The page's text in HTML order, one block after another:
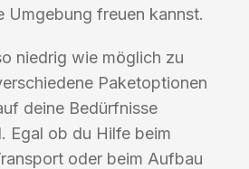
Umgebung freuen kannst.
niedrig wie möglich zu
Paketoptionen
deine Bedürfnisse
Egal ob du Hilfe beim
oder beim Aufbau